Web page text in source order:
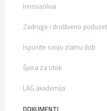
Innovaoliva
Zadruge i društveno
Ispunite svoju zlatnu dob
Šjora za otok
LAG akademija
DOKUMENTI